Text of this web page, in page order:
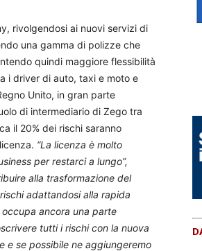
rivolgendosi ai nuovi servizi di
una gamma di polizze che
quindi maggiore flessibilità
i driver di auto, taxi e moto e
Unito, in gran parte
di intermediario di Zego tra
il 20% dei rischi saranno
“La licenza è molto
per restarci a lungo”,
alla trasformazione del
adattandosi alla rapida
ancora una parte
tutti i rischi con la nuova
e se possibile ne aggiungeremo